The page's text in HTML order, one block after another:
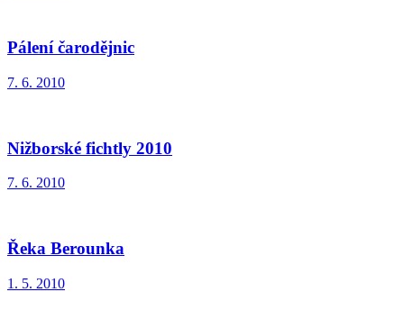
Pálení čarodějnic
7. 6. 2010
Nižborské fichtly 2010
7. 6. 2010
Řeka Berounka
1. 5. 2010